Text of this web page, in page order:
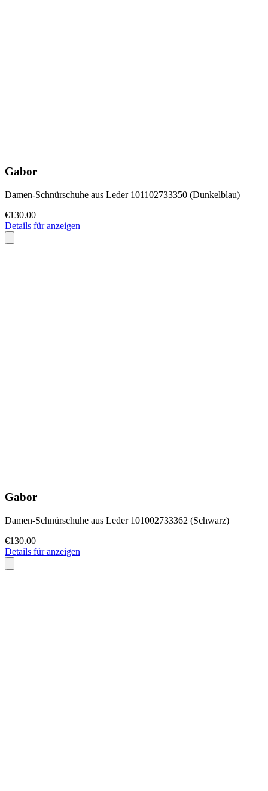
Gabor
Damen-Schnürschuhe aus Leder 101102733350 (Dunkelblau)
€130.00
Details für anzeigen
Gabor
Damen-Schnürschuhe aus Leder 101002733362 (Schwarz)
€130.00
Details für anzeigen